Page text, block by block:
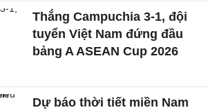
Thắng Campuchia 3-1, đội
tuyển Việt Nam đứng đầu
bảng A ASEAN Cup 2026
Dự báo thời tiết miền Nam